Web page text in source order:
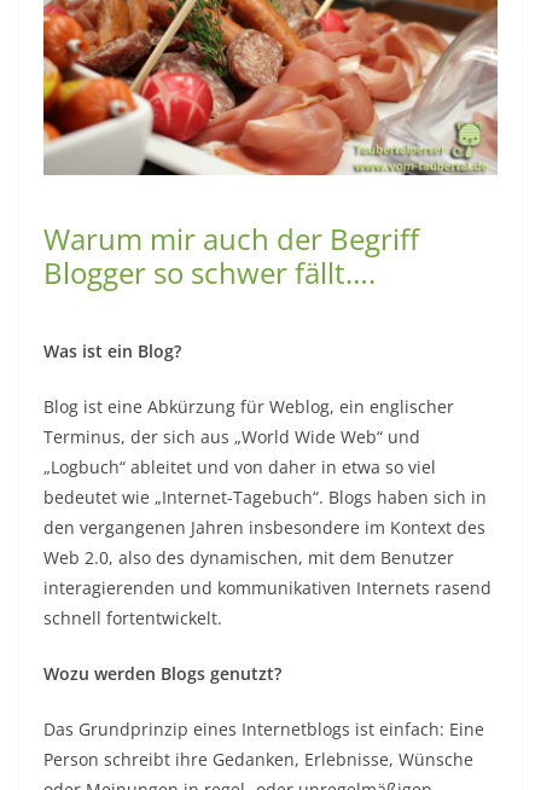
bedeutet wie „Internet-Tagebuch“. Blogs haben sich in
den vergangenen Jahren insbesondere im Kontext des
Web 2.0, also des dynamischen, mit dem Benutzer
interagierenden und kommunikativen Internets rasend
schnell fortentwickelt.
Das Grundprinzip eines Internetblogs ist einfach: Eine
Person schreibt ihre Gedanken, Erlebnisse, Wünsche
einer Website. Dort können Interessierte dann den
Posts des Bloggers oder der Bloggerin folgen. Die
meisten Blogs sind zudem interaktiv, das heißt, auf
Blogeinträge kann auch reagiert werden,
beispielsweise in Form von Kommentaren.
Ja was bin ich denn dann?
Ganz ehrlich, ich weiß es nicht. Ich informiere, ich kläre
welchen Themen ich mich hier widmen möchte und
Ich würde meine Seite eher als Informationswebseite,